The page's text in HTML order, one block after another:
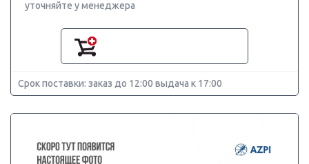
уточняйте у менеджера
Срок поставки: заказ до 12:00 выдача к 17:00